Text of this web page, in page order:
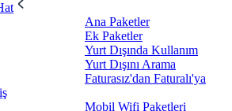
Ana Paketler
Ek Paketler
Yurt Dışında Kullanım
Yurt Dışını Arama
Faturasız'dan Faturalı'ya
Mobil Wifi Paketleri